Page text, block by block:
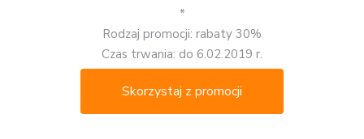
*
Rodzaj promocji: rabaty 30%
Czas trwania: do 6.02.2019 r.
Skorzystaj z promocji